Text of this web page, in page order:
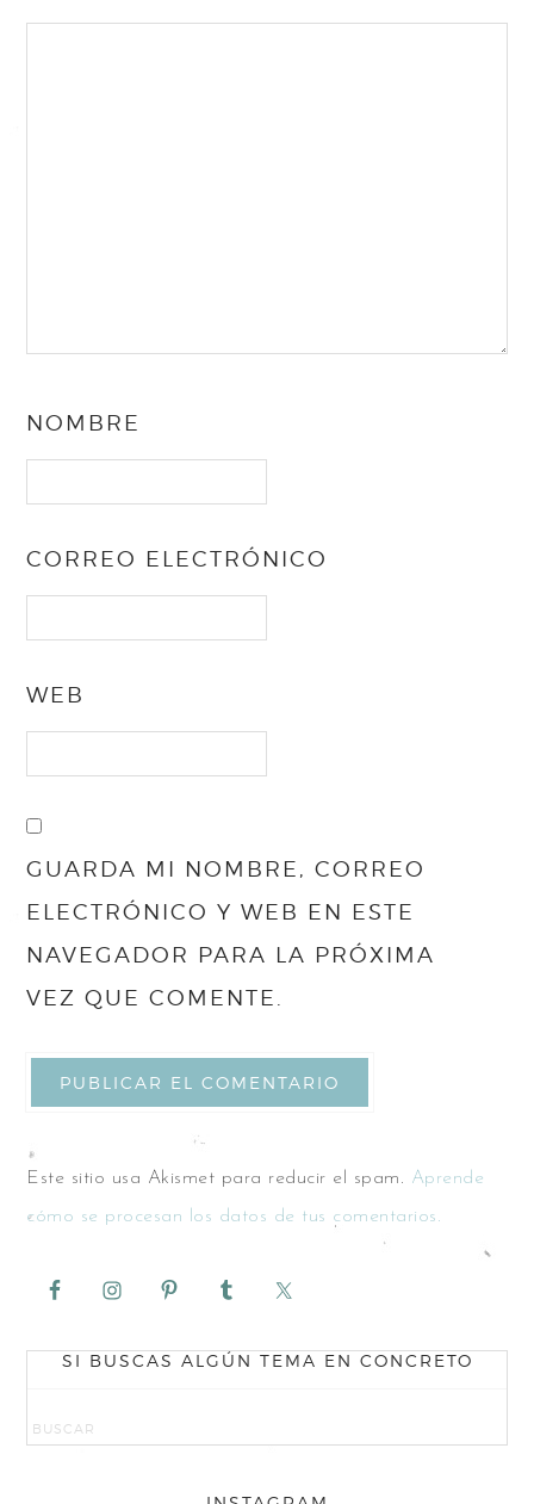
NOMBRE
CORREO ELECTRÓNICO
WEB
GUARDA MI NOMBRE, CORREO
ELECTRÓNICO Y WEB EN ESTE
NAVEGADOR PARA LA PRÓXIMA
VEZ QUE COMENTE.
Este sitio usa Akismet para reducir el spam. Aprende
cómo se procesan los datos de tus comentarios.
SI BUSCAS ALGÚN TEMA EN CONCRETO